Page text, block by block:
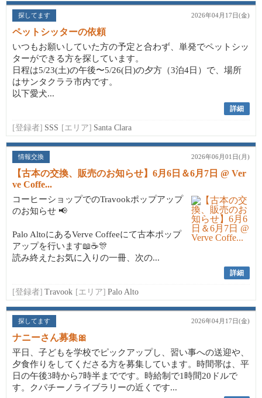
探してます 2026年04月17日(金)
ペットシッターの依頼
いつもお願いしていた方の予定と合わず、単発でペットシッ
ターができる方を探しています。
日程は5/23(土)の午後〜5/26(日)の夕方（3泊4日）で、場所
はサンタクララ市内です。
以下愛犬...
詳細
[登録者] SSS [エリア] Santa Clara
情報交換 2026年06月01日(月)
【古本の交換、販売のお知らせ】6月6日＆6月7日 @ Ver
ve Coffe...
コーヒーショップでのTravookポップアップ
のお知らせ 📢
Palo AltoにあるVerve Coffeeにて古本ポップ
アップを行います📖☕🎊
読み終えたお気に入りの一冊、次の...
詳細
[登録者] Travook [エリア] Palo Alto
探してます 2026年04月17日(金)
ナニーさん募集🎀
平日、子どもを学校でピックアップし、習い事への送迎や、
夕食作りをしてくださる方を募集しています。時間帯は、平
日の午後3時から7時半までです。時給制で1時間20ドルで
す。クパチーノライブラリーの近くです...